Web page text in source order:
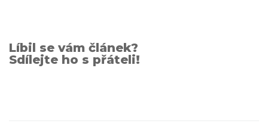
Líbil se vám článek?
Sdílejte ho s přáteli!